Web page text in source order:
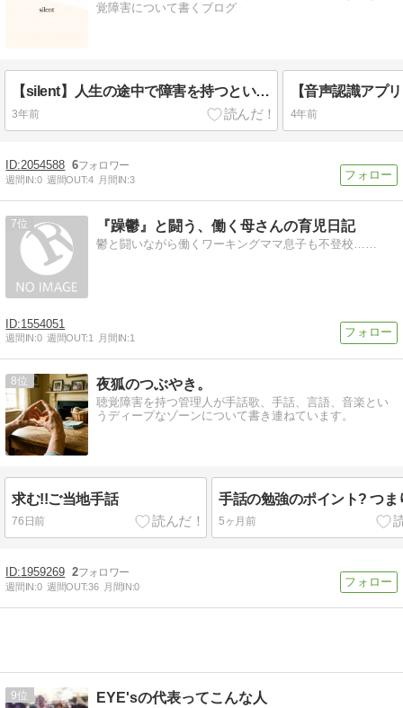
覚障害について書くブログ
【silent】人生の途中で障害を持つということ
3年前 4年前
2054588 6
週間IN:0 週間OUT:4 月間IN:3
7 『躁鬱』と闘う、働く母さんの育児日記
鬱と闘いながら働くワーキングママ息子も不登校……
1554051
週間IN:0 週間OUT:1 月間IN:1
8 夜狐のつぶやき。
聴覚障害を持つ管理人が手話歌、手話、言語、音楽とい
うディープなゾーンについて書き連ねています。
求む!!ご当地手話
76日前
手話の勉強のポイント? つま
5ヶ月前
1959269 2
週間IN:0 週間OUT:36 月間IN:0
9 EYE'sの代表ってこんな人